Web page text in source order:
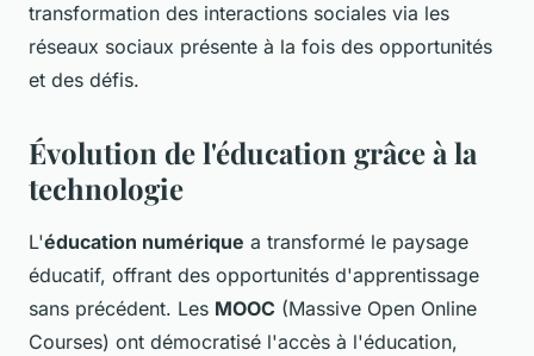
transformation des interactions sociales via les
réseaux sociaux présente à la fois des opportunités
et des défis.
Évolution de l'éducation grâce à la
technologie
L'éducation numérique a transformé le paysage
éducatif, offrant des opportunités d'apprentissage
sans précédent. Les MOOC (Massive Open Online
Courses) ont démocratisé l'accès à l'éducation,